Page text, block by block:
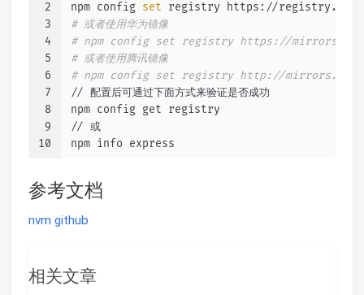
2
3
4
5
6
7
8
9
10
npm config set registry https://
# 或者使用华为镜像
# npm config set registry https://
# 或者使用腾讯镜像
# npm config set registry http://
// 配置后可通过下面方式来验证是否成功
npm config get registry
// 或
npm info express
参考文档
nvm github
相关文章